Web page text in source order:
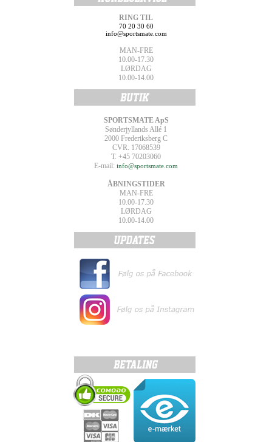
RING TIL
70 20 30 60
info@sportsmate.com
MAN-FRE
10.00-17.30
LØRDAG
10.00-14.00
SPORTSMATE ApS
Sønderjyllands Allé 1
2000 Frederiksberg C
CVR. 17068539
T. +45 70203060
E-mail: info@sportsmate.com
ÅBNINGSTIDER
MAN-FRE
10.00-17.30
LØRDAG
10.00-14.00